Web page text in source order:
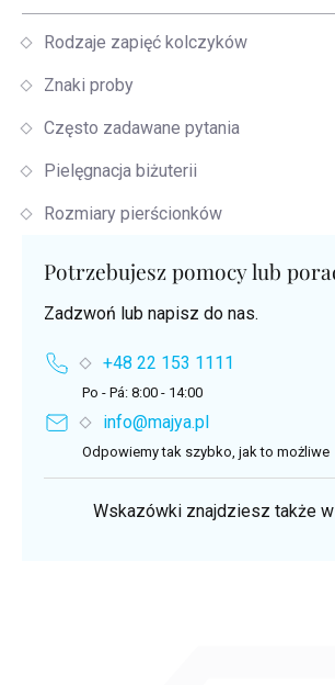
Rodzaje zapięć kolczyków
Znaki proby
Często zadawane pytania
Pielęgnacja biżuterii
Rozmiary pierścionków
Potrzebujesz pomocy lub
Zadzwoń lub napisz do nas.
+48 22 153 1111
Po - Pá: 8:00 - 14:00
info@majya.pl
Odpowiemy tak szybko, jak to możliwe
Wskazówki znajdziesz także w